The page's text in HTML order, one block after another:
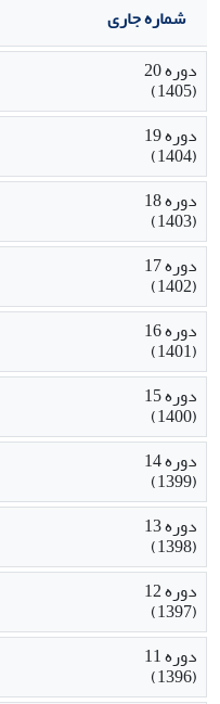
شماره جاری
دوره 20
(1405)
دوره 19
(1404)
دوره 18
(1403)
دوره 17
(1402)
دوره 16
(1401)
دوره 15
(1400)
دوره 14
(1399)
دوره 13
(1398)
دوره 12
(1397)
دوره 11
(1396)